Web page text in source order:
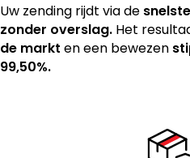
Uw zending rijdt via de
zonder overslag. Het
de markt en een bewezen
99,50%.